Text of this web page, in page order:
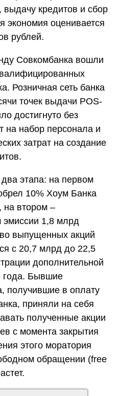
выдачу кредитов и сбор
экономия оценивается
рублей.
Совкомбанка вошли
Розничная сеть банка
точек выдачи POS-
достигнуто без
на набор персонала и
затрат на создание
этапа: на первом
10% Хоум Банка
на втором –
эмиссии 1,8 млрд
выпущенных акций
с 20,7 млрд до 22,5
дополнительной
года. Бывшие
получившие в оплату
приняли на себя
полученные акции
с момента закрытия
этого моратория
обращении (free